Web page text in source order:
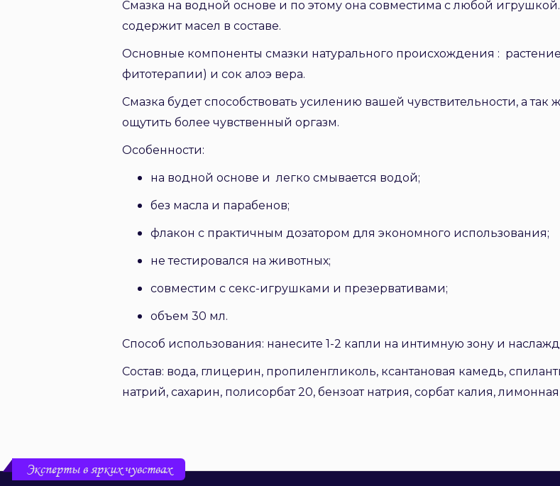
Смазка на водной основе и по этому она совместима с любой
содержит масел в составе.
Основные компоненты смазки натурального происхождения :
фитотерапии) и сок алоэ вера.
Смазка будет способствовать усилению вашей чувствительности, а
ощутить более чувственный оргазм.
Особенности:
на водной основе и легко смывается водой;
без масла и парабенов;
флакон с практичным дозатором для экономного использования;
не тестировался на животных;
совместим с секс-игрушками и презервативами;
объем 30 мл.
Способ использования: нанесите 1-2 капли на интимную зону и
Состав: вода, глицерин, пропиленгликоль, ксантановая камедь,
натрий, сахарин, полисорбат 20, бензоат натрия, сорбат калия,
Эксперты в ярких чувствах